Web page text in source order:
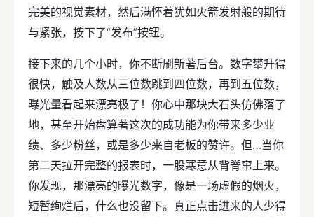
完美的视觉素材，然后满怀着犹如火箭发射般的期待
与紧张，按下了“发布”按钮。
接下来的几个小时，你不断刷新著后台。数字攀升得
很快，触及人数从三位数跳到四位数，再到五位数，
曝光量看起来漂亮极了！你心中那块大石头仿佛落了
地，甚至开始盘算著这次的成功能为你带来多少业
绩、多少粉丝，或是多少来自老板的赞许。但…当你
第二天拉开完整的报表时，一股寒意从背脊窜上来。
你发现，那漂亮的曝光数字，像是一场虚假的烟火，
短暂绚烂后，什么也没留下。真正点击进来的人少得